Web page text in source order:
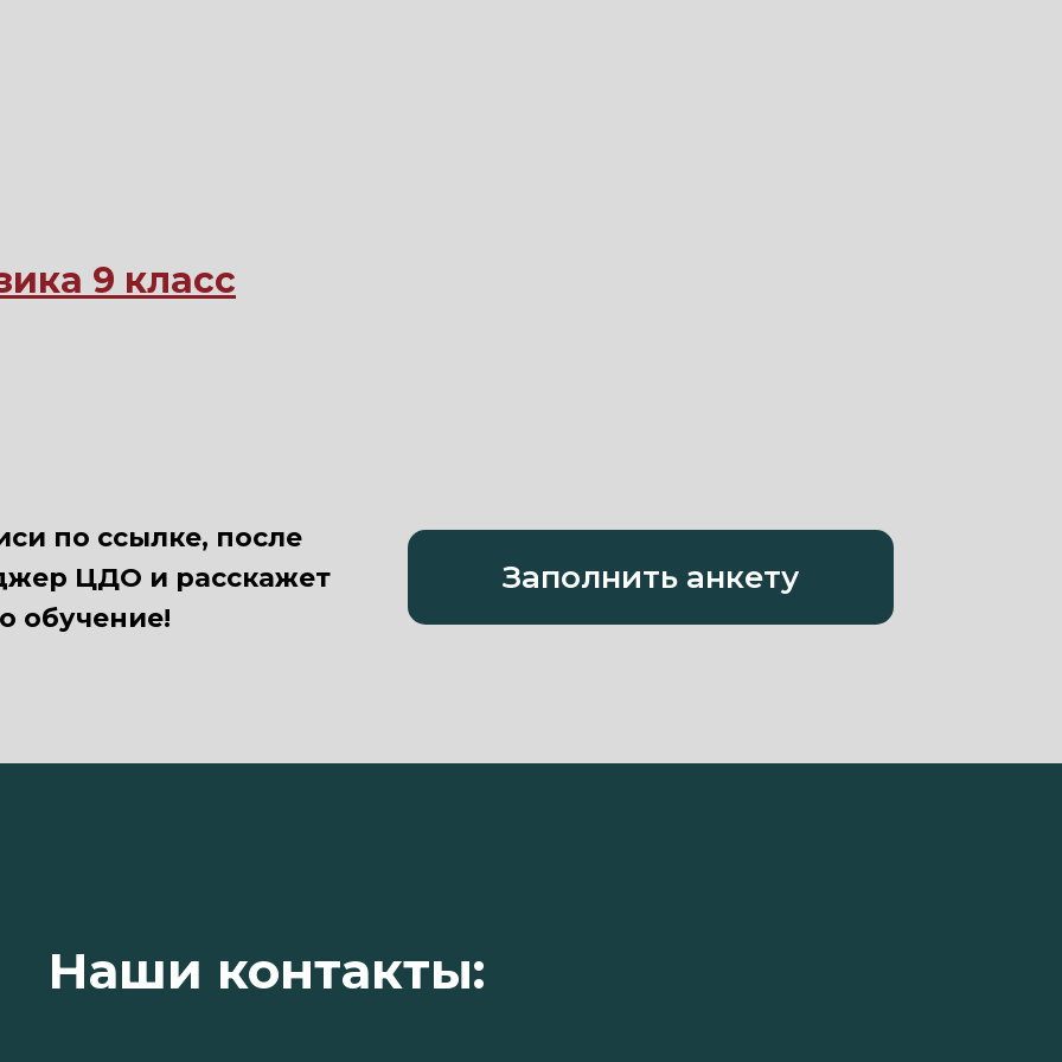
9 класс
по ссылке, после
ЦДО и расскажет
обучение!
Заполнить анкету
Наши контакты: